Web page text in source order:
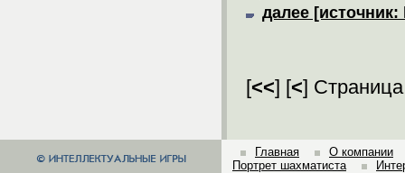
далее [источник:
[<<] [<]
Главная
О компании
Портрет шахматиста